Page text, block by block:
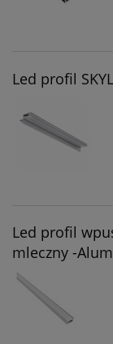
Led profil
Led profil
mleczny -